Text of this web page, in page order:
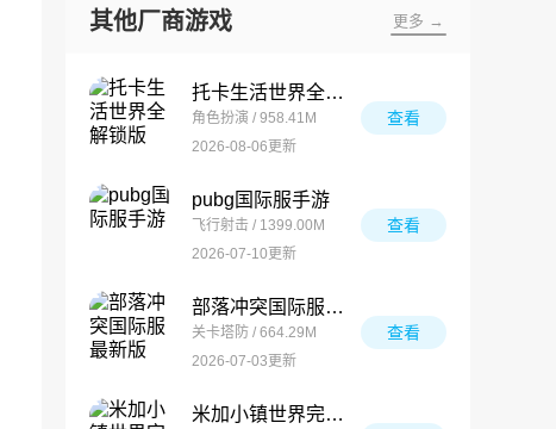
其他厂商游戏 更多 →
托卡生活世界全解锁版
角色扮演 / 958.41M
2026-08-06更新
查看
pubg国际服手游
飞行射击 / 1399.00M
2026-07-10更新
查看
部落冲突国际服最新版
关卡塔防 / 664.29M
2026-07-03更新
查看
米加小镇世界完整版